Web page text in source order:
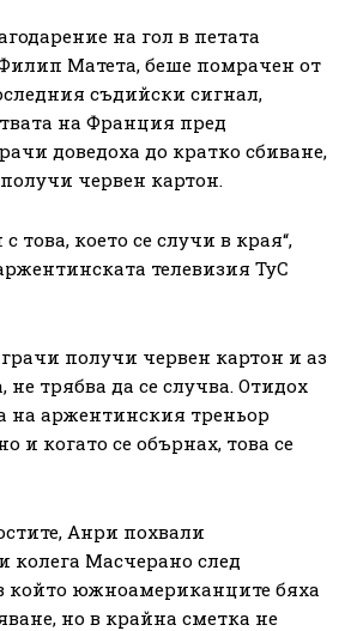
на гол в петата
Матета, беше помрачен от
съдийски сигнал,
на Франция пред
доведоха до кратко сбиване,
червен картон.
това, което се случи в края“,
телевизия TyC
получи червен картон и аз
трябва да се случва. Отидох
на аржентинския треньор
и когато се обърнах, това се
Анри похвали
колега Масчерано след
който южноамериканците бяха
но в крайна сметка не